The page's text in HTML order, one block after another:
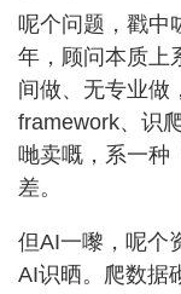
呢个问题，戳中
年，顾问本质上
间做、无专业做
framework、识
哋卖嘅，系一种
差。
但AI一嚟，呢个
AI识晒。爬数据